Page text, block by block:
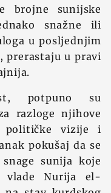
brojne sunijske
snažne ili
u posljednjim
prerastaju u pravi
potpuno su
razloge njihove
političke vizije i
pokušaj da se
sunija koje
vlade Nurija el-